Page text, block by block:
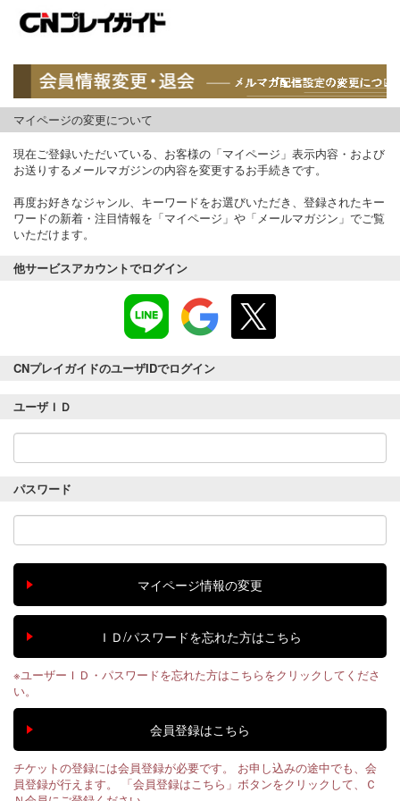
マイページの変更について
現在ご登録いただいている、お客様の「マイページ」表示内容・および
お送りするメールマガジンの内容を変更するお手続きです。
再度お好きなジャンル、キーワードをお選びいただき、登録されたキー
ワードの新着・注目情報を「マイページ」や「メールマガジン」でご覧
いただけます。
他サービスアカウントでログイン
CNプレイガイドのユーザIDでログイン
ユーザＩＤ
パスワード
※ユーザーＩＤ・パスワードを忘れた方はこちらをクリックしてくださ
い。
チケットの登録には会員登録が必要です。 お申し込みの途中でも、会
員登録が行えます。 「会員登録はこちら」ボタンをクリックして、Ｃ